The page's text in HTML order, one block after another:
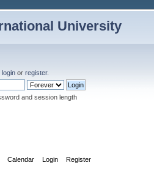
University
login or register.
and session length
Calendar Login Register